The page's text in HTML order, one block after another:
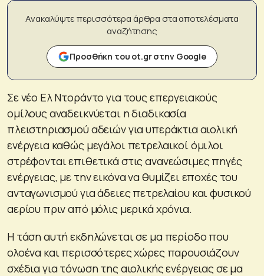
Ανακαλύψτε περισσότερα άρθρα στα αποτελέσματα
αναζήτησης
Προσθήκη του ot.gr στην Google
Σε νέο Ελ Ντοράντο για τους επεργειακούς
ομίλους αναδεικνύεται η διαδικασία
πλειστηριασμού αδειών για υπεράκτια αιολική
ενέργεια καθώς μεγάλοι πετρελαικοί όμιλοι
στρέφονται επιθετικά στις ανανεώσιμες πηγές
ενέργειας, με την εικόνα να θυμίζει εποχές του
ανταγωνισμού για άδειες πετρελαίου και φυσικού
αερίου πριν από μόλις μερικά χρόνια.
Η τάση αυτή εκδηλώνεται σε μα περίοδο που
ολοένα και περισσότερες χώρες παρουσιάζουν
σχέδια για τόνωση της αιολικής ενέργειας σε μα